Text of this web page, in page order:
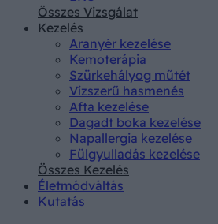
Összes Vizsgálat
Kezelés
Aranyér kezelése
Kemoterápia
Szürkehályog műtét
Vízszerű hasmenés
Afta kezelése
Dagadt boka kezelése
Napallergia kezelése
Fülgyulladás kezelése
Összes Kezelés
Életmódváltás
Kutatás